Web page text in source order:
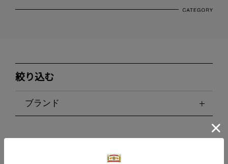
絞り込む
ブランド